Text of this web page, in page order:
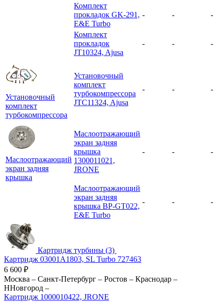
Комплект
прокладок GK-291,
E&E Turbo
- - -
Комплект
прокладок
JT10324, Ajusa
- - -
Установочный
комплект
турбокомпрессора
Установочный
комплект
турбокомпрессора
JTC11324, Ajusa
- - -
Маслоотражающий
экран задняя
крышка
Маслоотражающий
экран задняя
крышка
1300011021,
JRONE
- - -
Маслоотражающий
экран задняя
крышка BP-GT022,
E&E Turbo
- - -
Картридж турбины (3)
Картридж 03001A1803, SL Turbo 727463
6 600 ₽
Москва – Санкт-Петербург – Ростов – Краснодар –
ННовгород –
Картридж 1000010422, JRONE